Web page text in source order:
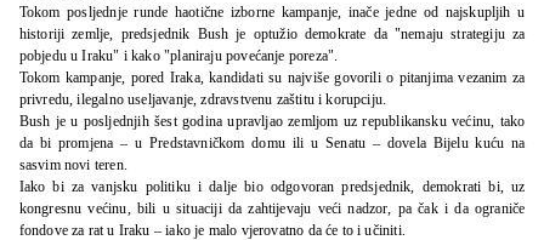
Tokom posljednje runde haotične izborne kampanje, inače jedne od najskupljih u
historiji zemlje, predsjednik Bush je optužio demokrate da "nemaju strategiju za
pobjedu u Iraku" i kako "planiraju povećanje poreza".
Tokom kampanje, pored Iraka, kandidati su najviše govorili o pitanjima vezanim za
privredu, ilegalno useljavanje, zdravstvenu zaštitu i korupciju.
Bush je u posljednjih šest godina upravljao zemljom uz republikansku većinu, tako
da bi promjena – u Predstavničkom domu ili u Senatu – dovela Bijelu kuću na
sasvim novi teren.
Iako bi za vanjsku politiku i dalje bio odgovoran predsjednik, demokrati bi, uz
kongresnu većinu, bili u situaciji da zahtijevaju veći nadzor, pa čak i da ograniče
fondove za rat u Iraku – iako je malo vjerovatno da će to i učiniti.